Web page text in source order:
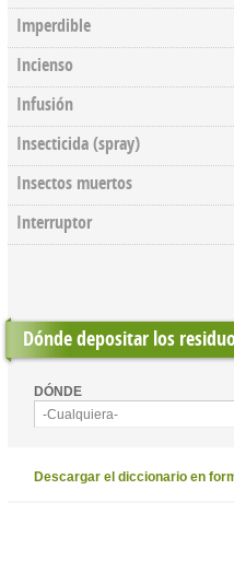
Imperdible
Incienso
Infusión
Insecticida (spray)
Insectos muertos
Interruptor
Dónde depositar los
DÓNDE
-Cualquiera-
Descargar el diccionario en